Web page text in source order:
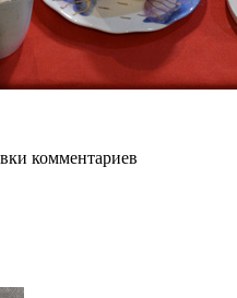
комментариев